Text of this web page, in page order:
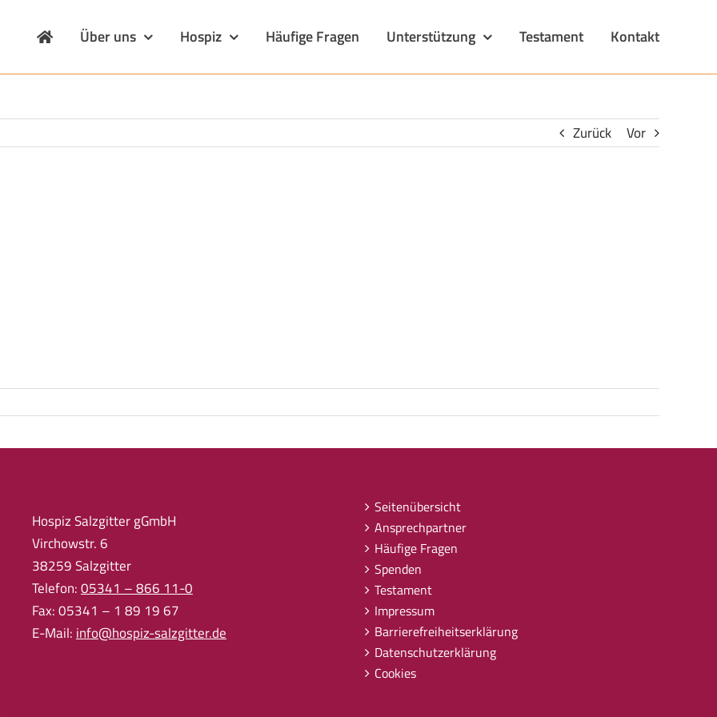
Über uns Hospiz Häufige Fragen Unterstützung Testament Kontakt
Zurück Vor
Hospiz Salzgitter gGmbH
Virchowstr. 6
38259 Salzgitter
Telefon:05341 – 866 11-0
Fax: 05341 – 1 89 19 67
E-Mail: info@hospiz-salzgitter.de
Seitenübersicht
Ansprechpartner
Häufige Fragen
Spenden
Testament
Impressum
Barrierefreiheitserklärung
Datenschutzerklärung
Cookies